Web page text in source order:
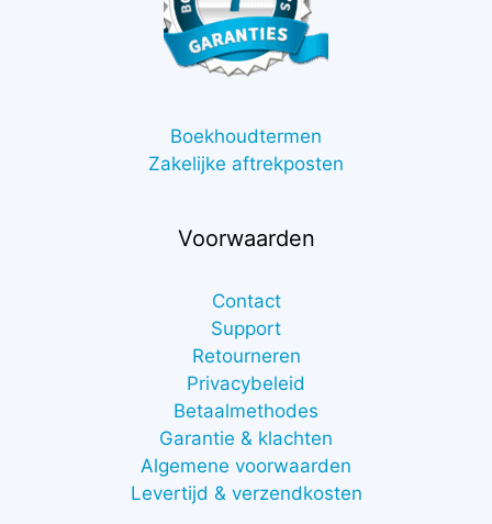
Boekhoudtermen
Zakelijke aftrekposten
Voorwaarden
Contact
Support
Retourneren
Privacybeleid
Betaalmethodes
Garantie & klachten
Algemene voorwaarden
Levertijd & verzendkosten